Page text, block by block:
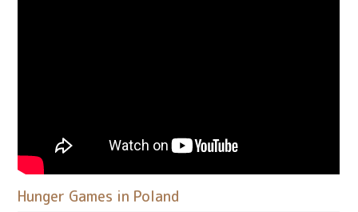
Hunger Games in Poland